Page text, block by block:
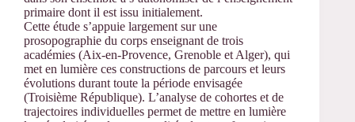
primaire dont il est issu initialement.
Cette étude s’appuie largement sur une
prosopographie du corps enseignant de trois
académies (Aix-en-Provence, Grenoble et Alger), qui
met en lumière ces constructions de parcours et leurs
évolutions durant toute la période envisagée
(Troisième République). L’analyse de cohortes et de
trajectoires individuelles permet de mettre en lumière